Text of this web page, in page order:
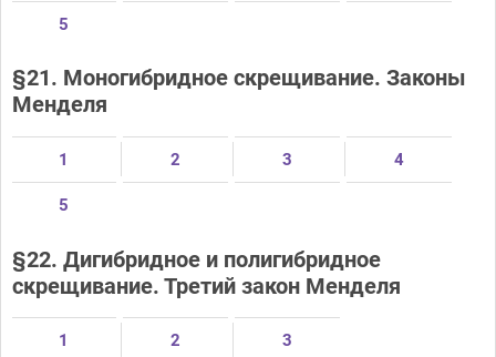
5
§21. Моногибридное скрещивание. Законы
Менделя
1 2 3 4
5
§22. Дигибридное и полигибридное
скрещивание. Третий закон Менделя
1 2 3